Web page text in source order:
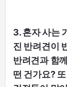
3. 혼자 사는
진 반려견이
반려견과 함
떤 건가요?